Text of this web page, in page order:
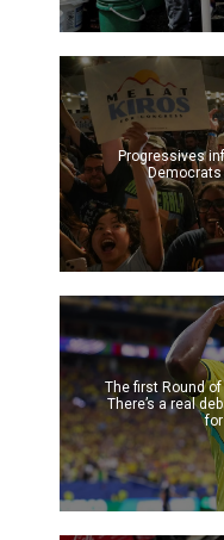
Progressives
Democrats
The first Round
There’s a real